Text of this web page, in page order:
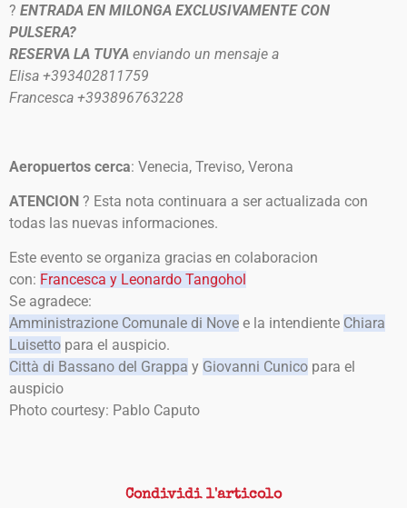
? ENTRADA EN MILONGA EXCLUSIVAMENTE CON
PULSERA?
RESERVA LA TUYA enviando un mensaje a
Elisa +393402811759
Francesca +393896763228
Aeropuertos cerca: Venecia, Treviso, Verona
ATENCION ? Esta nota continuara a ser actualizada con
todas las nuevas informaciones.
Este evento se organiza gracias en colaboracion
con: Francesca y Leonardo Tangohol
Se agradece:
Amministrazione Comunale di Nove e la intendiente Chiara
Luisetto para el auspicio.
Città di Bassano del Grappa y Giovanni Cunico para el
auspicio
Photo courtesy: Pablo Caputo
Condividi l'articolo